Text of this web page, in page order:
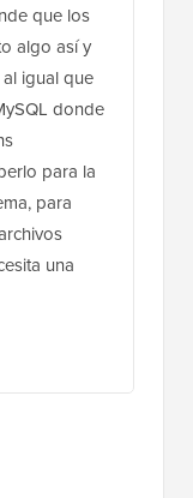
que los
algo así y
igual que
donde
para la
para
una